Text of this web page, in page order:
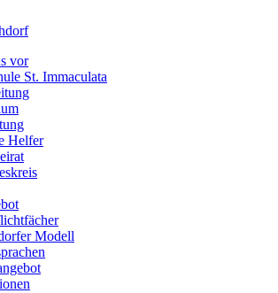
vor
St. Immaculata
Helfer
Modell